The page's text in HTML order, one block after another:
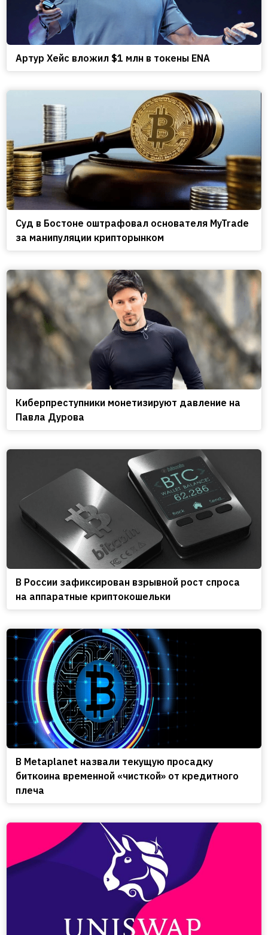
Артур Хейс вложил $1 млн в токены ENA
Cуд в Бостоне оштрафовал основателя MyTrade
за манипуляции крипторынком
Киберпреступники монетизируют давление на
Павла Дурова
В России зафиксирован взрывной рост спроса
на аппаратные криптокошельки
В Metaplanet назвали текущую просадку
биткоина временной «чисткой» от кредитного
плеча